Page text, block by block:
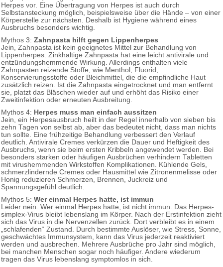
Herpes vor. Eine Übertragung von Herpes ist auch durch
Selbstansteckung möglich, beispielsweise über die Hände – von einer
Körperstelle zur nächsten. Deshalb ist Hygiene während eines
Ausbruchs besonders wichtig.
Mythos 3: Zahnpasta hilft gegen Lippenherpes
Jein, Zahnpasta ist kein geeignetes Mittel zur Behandlung von
Lippenherpes. Zinkhaltige Zahnpasta hat eine leicht antivirale und
entzündungshemmende Wirkung. Allerdings enthalten viele
Zahnpasten reizende Stoffe, wie Menthol, Fluorid,
Konservierungsstoffe oder Bleichmittel, die die empfindliche Haut
zusätzlich reizen. Ist die Zahnpasta eingetrocknet und man entfernt
sie, platzt das Bläschen wieder auf und erhöht das Risiko einer
Zweitinfektion oder erneuten Ausbreitung.
Mythos 4: Herpes muss man einfach aussitzen
Jein, ein Herpesausbruch heilt in der Regel innerhalb von sieben bis
zehn Tagen von selbst ab, aber das bedeutet nicht, dass man nichts
tun sollte. Eine frühzeitige Behandlung verbessert den Verlauf
deutlich. Antivirale Cremes verkürzen die Dauer und Heftigkeit des
Ausbruchs, wenn sie beim ersten Kribbeln angewendet werden. Bei
besonders starken oder häufigen Ausbrüchen verhindern Tabletten
mit virushemmenden Wirkstoffen Komplikationen. Kühlende Gels,
schmerzlindernde Cremes oder Hausmittel wie Zitronenmelisse oder
Honig reduzieren Schmerzen, Brennen, Juckreiz und
Spannungsgefühl deutlich.
Mythos 5: Wer einmal Herpes hatte, ist immun
Leider nein. Wer einmal Herpes hatte, ist nicht immun. Das Herpes-
simplex-Virus bleibt lebenslang im Körper. Nach der Erstinfektion zieht
sich das Virus in die Nervenzellen zurück. Dort verbleibt es in einem
„schlafenden“ Zustand. Durch bestimmte Auslöser, wie Stress, Sonne,
geschwächtes Immunsystem, kann das Virus jederzeit reaktiviert
werden und ausbrechen. Mehrere Ausbrüche pro Jahr sind möglich,
bei manchen Menschen sogar noch häufiger. Andere wiederum
tragen das Virus lebenslang symptomlos in sich.